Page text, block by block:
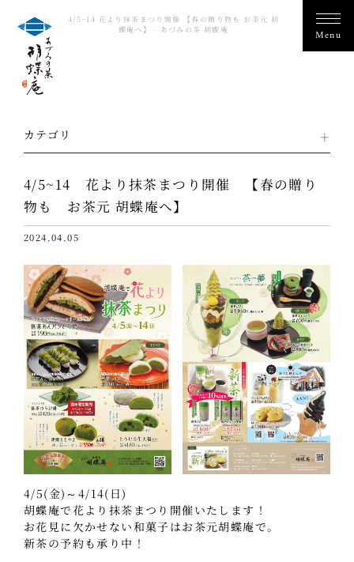
4/5~14 花より抹茶まつり開催 【春の贈り物も お茶元 胡
蝶庵へ】 - あづみの茶 胡蝶庵
カテゴリ
4/5~14 花より抹茶まつり開催 【春の贈り
物も お茶元 胡蝶庵へ】
2024.04.05
4/5(金)～4/14(日)
胡蝶庵で花より抹茶まつり開催いたします！
お花見に欠かせない和菓子はお茶元胡蝶庵で。
新茶の予約も承り中！